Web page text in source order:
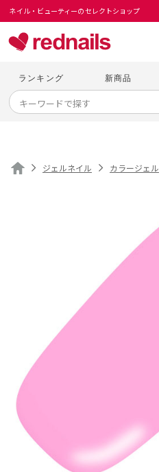
ネイル・ビューティーのセレクトショップ
ランキング 新商品
ジェルネイル カラージェル